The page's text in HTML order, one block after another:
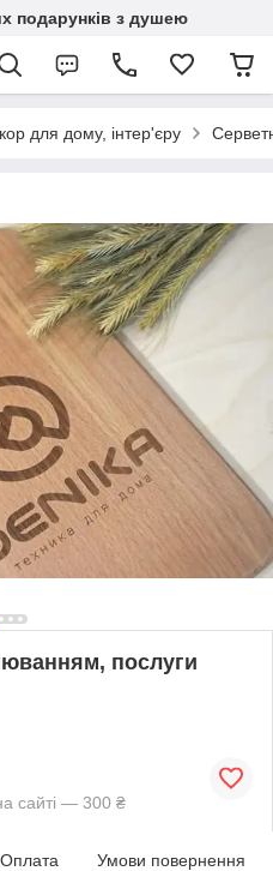
подарунків з душею
для дому, інтер'єру
послуги
сайті — 300 ₴
Оплата Умови повернення